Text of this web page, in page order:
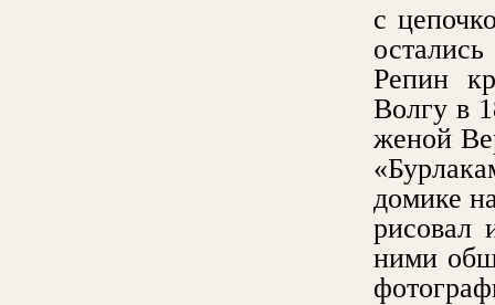
с
Репин
Волгу в
женой
домике
рисовал
ними